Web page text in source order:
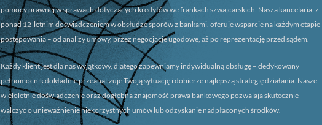
pomocy prawnej w sprawach dotyczących kredytów we frankach szwajcarskich. Nasza kancelaria, z
ponad 12-letnim doświadczeniem w obsłudze sporów z bankami, oferuje wsparcie na każdym etapie
postępowania – od analizy umowy, przez negocjacje ugodowe, aż po reprezentację przed sądem.
Każdy klient jest dla nas wyjątkowy, dlatego zapewniamy indywidualną obsługę – dedykowany
pełnomocnik dokładnie przeanalizuje Twoją sytuację i dobierze najlepszą strategię działania. Nasze
wieloletnie doświadczenie oraz dogłębna znajomość prawa bankowego pozwalają skutecznie
walczyć o unieważnienie niekorzystnych umów lub odzyskanie nadpłaconych środków.